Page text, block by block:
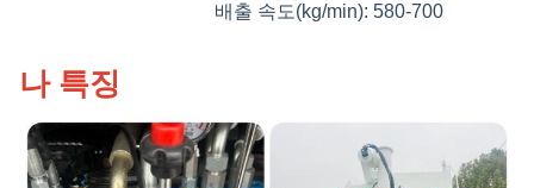
배출 속도(kg/min): 580-700
나 특징